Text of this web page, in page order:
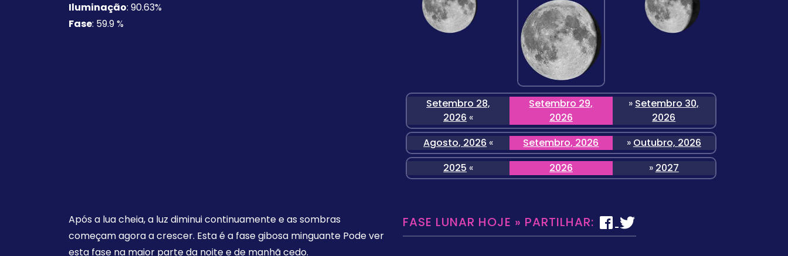
Iluminação: 90.63%
Fase: 59.9 %
Setembro 28,
2026 «
Setembro 29,
2026
» Setembro 30,
2026
Agosto, 2026 « Setembro, 2026 » Outubro, 2026
2025 « 2026 » 2027
Após a lua cheia, a luz diminui continuamente e as sombras
começam agora a crescer. Esta é a fase gibosa minguante Pode ver
esta fase na maior parte da noite e de manhã cedo.
FASE LUNAR HOJE » PARTILHAR: